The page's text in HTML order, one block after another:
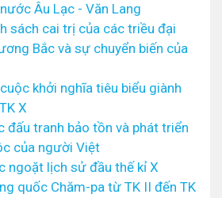
Âu Lạc - Văn Lang
sách cai trị của các triều đại
Bắc và sự chuyển biến của
khởi nghĩa tiêu biểu giành
X
đấu tranh bảo tồn và phát triển
của người Việt
ngoặt lịch sử đầu thế kỉ X
quốc Chăm-pa từ TK II đến TK